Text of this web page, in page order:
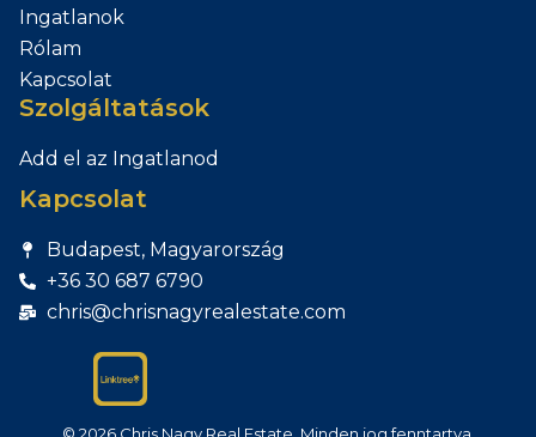
Ingatlanok
Rólam
Kapcsolat
Szolgáltatások
Add el az Ingatlanod
Kapcsolat
Budapest, Magyarország
+36 30 687 6790
chris@chrisnagyrealestate.com